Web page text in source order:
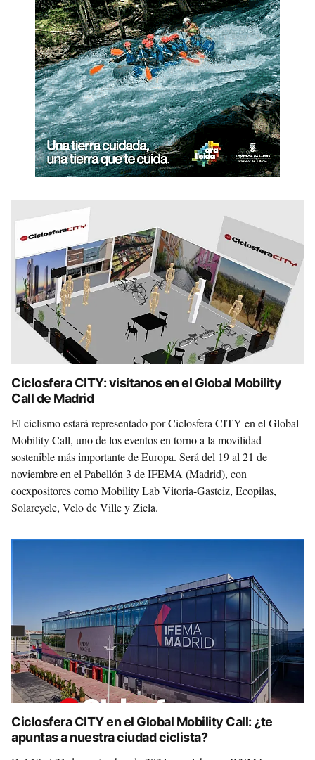
Ciclosfera CITY: visítanos en el Global Mobility
Call de Madrid
El ciclismo estará representado por Ciclosfera CITY en el Global
Mobility Call, uno de los eventos en torno a la movilidad
sostenible más importante de Europa. Será del 19 al 21 de
noviembre en el Pabellón 3 de IFEMA (Madrid), con
coexpositores como Mobility Lab Vitoria-Gasteiz, Ecopilas,
Solarcycle, Velo de Ville y Zicla.
Ciclosfera CITY en el Global Mobility Call: ¿te
apuntas a nuestra ciudad ciclista?